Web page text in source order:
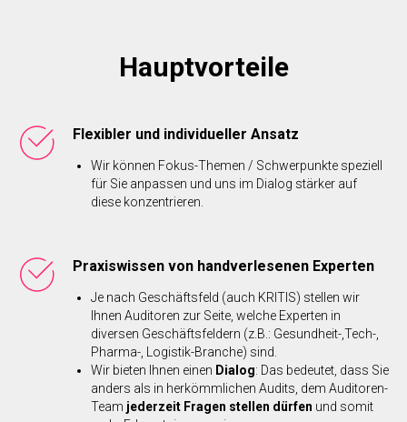
Hauptvorteile
Flexibler und individueller Ansatz
Wir können Fokus-Themen / Schwerpunkte speziell
für Sie anpassen und uns im Dialog stärker auf
diese konzentrieren.
Praxiswissen von handverlesenen Experten
Je nach Geschäftsfeld (auch KRITIS) stellen wir
Ihnen Auditoren zur Seite, welche Experten in
diversen Geschäftsfeldern (z.B.: Gesundheit-,Tech-,
Pharma-, Logistik-Branche) sind.
Wir bieten Ihnen einen Dialog: Das bedeutet, dass Sie
anders als in herkömmlichen Audits, dem Auditoren-
Team jederzeit Fragen stellen dürfen und somit